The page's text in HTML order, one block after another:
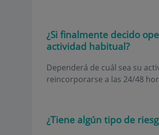
¿Si finalmente decido
actividad habitual?
Dependerá de cuál sea su
reincorporarse a las 24/48
¿Tiene algún tipo de